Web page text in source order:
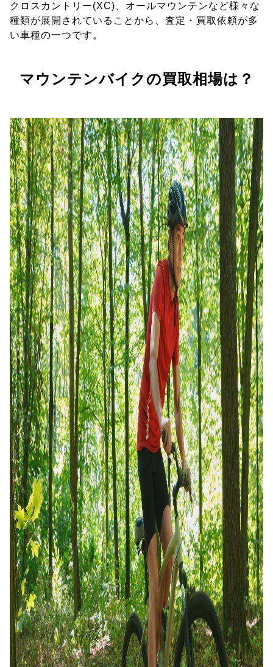
クロスカントリー(XC)、オールマウンテンなど様々な
種類が展開されていることから、査定・買取依頼が多
い車種の一つです。
マウンテンバイクの買取相場は？